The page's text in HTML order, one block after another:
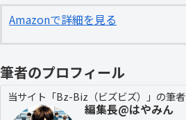
Amazonで詳細を見る
筆者のプロフィール
当サイト「Bz-Biz（ビズビズ）」の筆者
編集長@はやみん